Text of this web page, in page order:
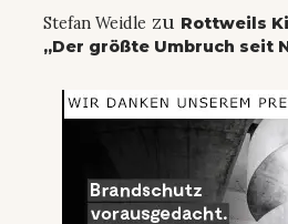
Stefan Weidle zu Rottweils
„Der größte Umbruch seit